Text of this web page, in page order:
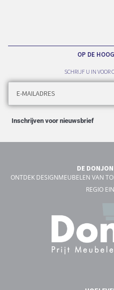
OP DE
SCHRIJF U IN VOOR
Inschrijven voor nieuwsbrief
DE
ONTDEK DESIGNMEUBELEN VAN
REGIO